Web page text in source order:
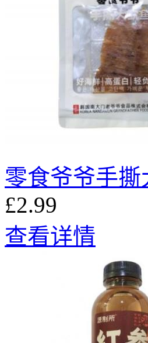
零食爷爷手撕
£2.99
查看详情